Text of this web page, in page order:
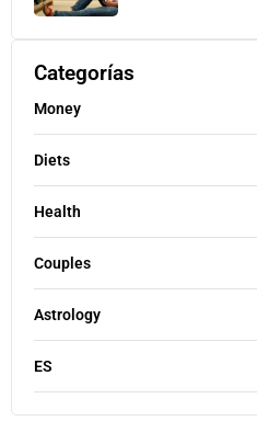
Categorías
Money
Diets
Health
Couples
Astrology
ES